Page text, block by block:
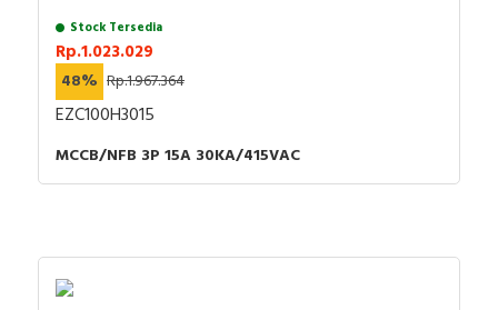
Stock Tersedia
Rp.1.023.029
48% Rp.1.967.364
EZC100H3015
MCCB/NFB 3P 15A 30KA/415VAC